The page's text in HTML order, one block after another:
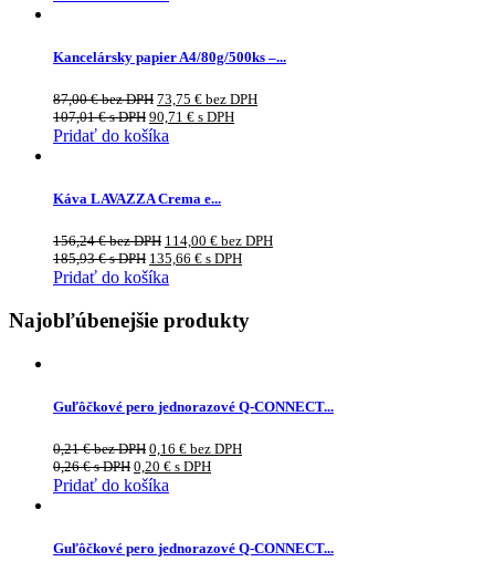
Kancelársky papier A4/80g/500ks –...
87,00€bez DPH 73,75 € bez DPH
107,01€s DPH 90,71 € s DPH
Pridať do košíka
Káva LAVAZZA Crema e...
156,24€bez DPH 114,00 € bez DPH
185,93€s DPH 135,66 € s DPH
Pridať do košíka
Najobľúbenejšie produkty
Guľôčkové pero jednorazové Q-CONNECT...
0,21€bez DPH 0,16 € bez DPH
0,26€s DPH 0,20 € s DPH
Pridať do košíka
Guľôčkové pero jednorazové Q-CONNECT...